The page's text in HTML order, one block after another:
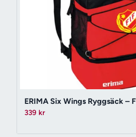
ERIMA Six Wings Ryggsäck –
339 kr